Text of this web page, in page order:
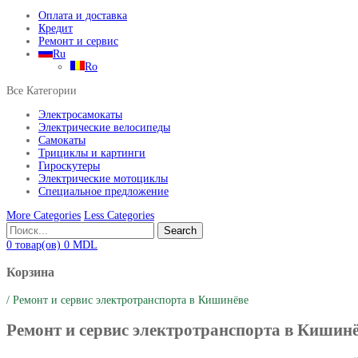
Оплата и доставка
Кредит
Ремонт и сервис
Ru
Ro
Все Категории
Электросамокаты
Электрические велосипеды
Самокаты
Трициклы и картинги
Гироскутеры
Электрические мотоциклы
Специальное предложение
More Categories Less Categories
Search
0 товар(ов) 0 MDL
Корзина
/ Ремонт и сервис электротранспорта в Кишинёве
Ремонт и сервис электротранспорта в